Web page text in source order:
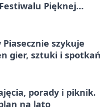
Pięknej
szykuje
gier, sztuki i spotkań
porady i piknik.
na lato